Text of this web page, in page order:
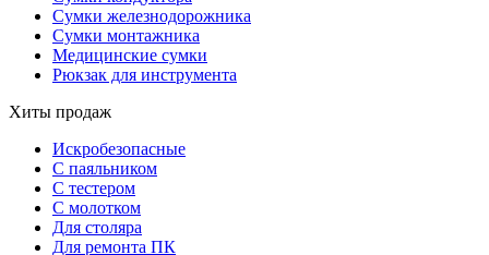
Сумки железнодорожника
Сумки монтажника
Медицинские сумки
Рюкзак для инструмента
Хиты продаж
Искробезопасные
С паяльником
С тестером
С молотком
Для столяра
Для ремонта ПК